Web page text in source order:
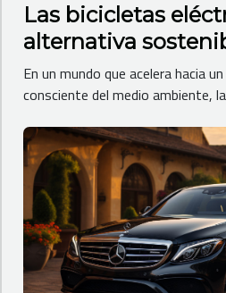
Las bicicletas
alternativa
En un mundo que acelera hacia
consciente del medio ambiente,